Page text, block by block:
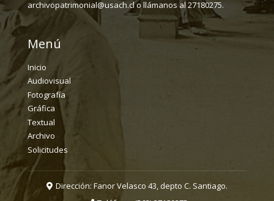
archivopatrimonial@usach.cl o llámanos al 27180275.
Menú
Inicio
Audiovisual
Fotografía
Gráfica
Textual
Archivo
Solicitudes
Dirección: Fanor Velasco 43, depto C. Santiago.